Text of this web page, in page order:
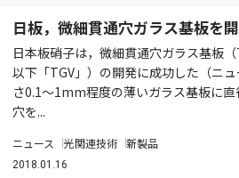
日板，微細貫通穴ガラス基板を
日本板硝子は，微細貫通穴ガラス基板
以下「TGV」）の開発に成功した（ニ
さ0.1〜1mm程度の薄いガラス基板に
穴を...
ニュース 光関連技術 新製品
2018.01.16